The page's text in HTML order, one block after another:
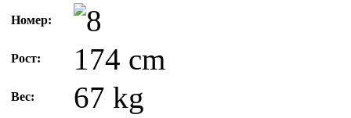
Номер:
Рост: 174 cm
Вес: 67 kg